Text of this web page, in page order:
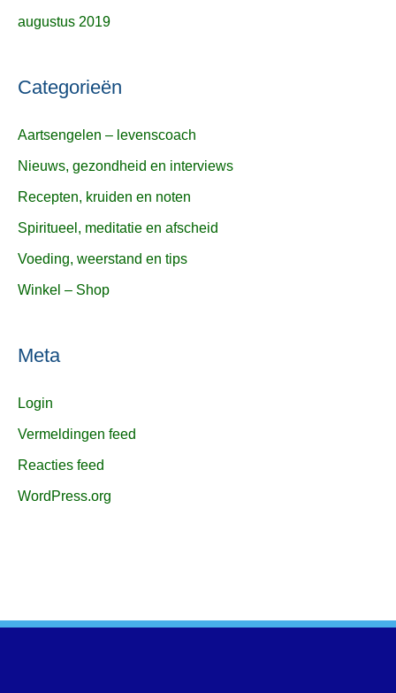
augustus 2019
Categorieën
Aartsengelen – levenscoach
Nieuws, gezondheid en interviews
Recepten, kruiden en noten
Spiritueel, meditatie en afscheid
Voeding, weerstand en tips
Winkel – Shop
Meta
Login
Vermeldingen feed
Reacties feed
WordPress.org